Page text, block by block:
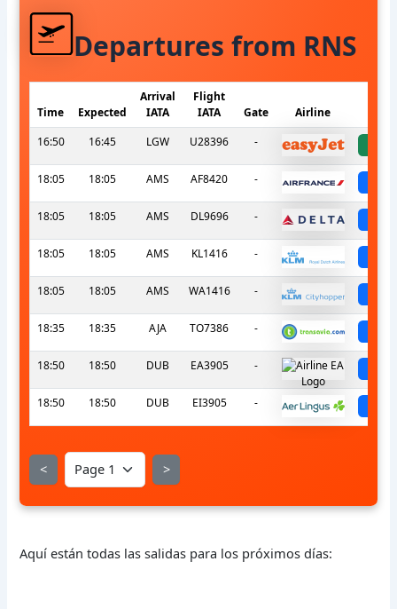
Departures from RNS
Time Expected
Arrival
IATA
Flight
IATA
Gate Airline
16:50
16:45 LGW U28396 -
18:05 18:05 AMS AF8420 -
18:05 18:05 AMS DL9696 -
18:05 18:05 AMS KL1416 -
18:05 18:05 AMS WA1416 -
18:35 18:35 AJA TO7386 -
18:50 18:50 DUB EA3905 -
18:50 18:50 DUB EI3905 -
< >
Aquí están todas las salidas para los próximos días: